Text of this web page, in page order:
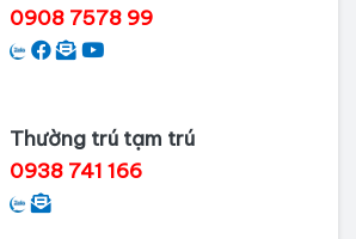
vụ Lý lịch tư pháp tại Cần Thơ
0908 7578 99
Thường trú tạm trú
0938 741 166